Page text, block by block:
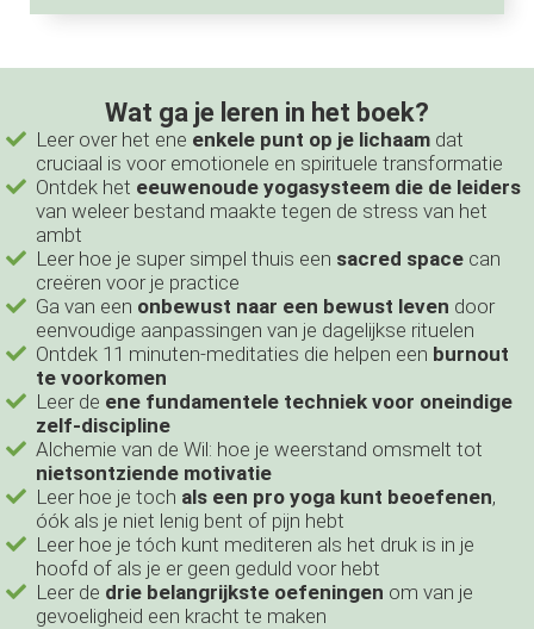
Wat ga je leren in het boek?
Leer over het ene enkele punt op je lichaamdat
cruciaal is voor emotionele en spirituele transformatie
Ontdek het eeuwenoude yogasysteem die de leiders
van weleer bestand maakte tegen de stress van het
ambt
Leer hoe je super simpel thuis een sacred spacecan
creëren voor je practice
Ga van een onbewust naar een bewust leven door
eenvoudige aanpassingen van je dagelijkse rituelen
Ontdek 11 minuten-meditaties die helpen een burnout
te voorkomen
Leer de ene fundamentele techniek voor oneindige
zelf-discipline
Alchemie van de Wil: hoe je weerstand omsmelt tot
nietsontziende motivatie
Leer hoe je toch als een pro yoga kunt beoefenen,
óók als je niet lenig bent of pijn hebt
Leer hoe je tóch kunt mediteren als het druk is in je
hoofd of als je er geen geduld voor hebt
Leer de drie belangrijkste oefeningen om van je
gevoeligheid een kracht te maken